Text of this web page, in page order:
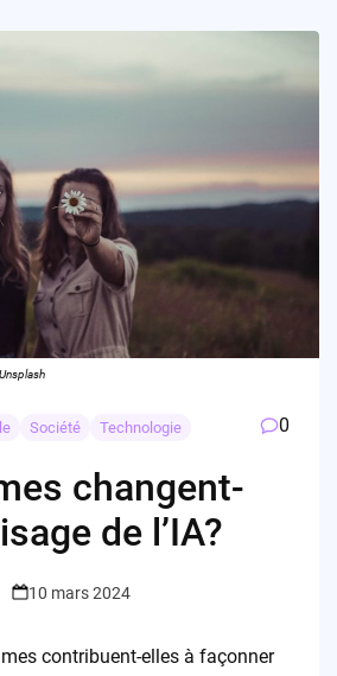
Société Technologie 0
changent-
de l’IA?
10 mars 2024
contribuent-elles à façonner